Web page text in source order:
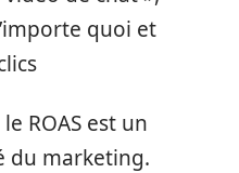
quoi et
ROAS est un
du marketing.